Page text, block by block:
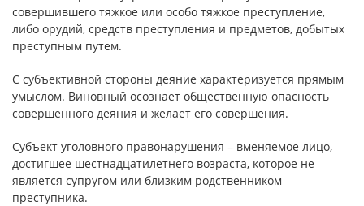
совершившего тяжкое или особо тяжкое преступление,
либо орудий, средств преступления и предметов, добытых
преступным путем.
С субъективной стороны деяние характеризуется прямым
умыслом. Виновный осознает общественную опасность
совершенного деяния и желает его совершения.
Субъект уголовного правонарушения – вменяемое лицо,
достигшее шестнадцатилетнего возраста, которое не
является супругом или близким родственником
преступника.